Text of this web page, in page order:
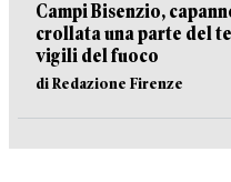
Campi Bisenzio,
crollata una parte del
vigili del fuoco
di Redazione Firenze